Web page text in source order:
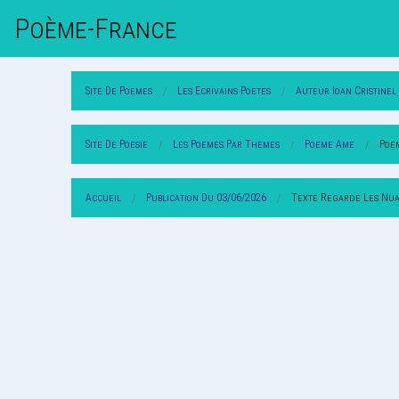
Poème-FrAnce
Site De Poemes Les Ecrivains Poetes Auteur Ioan Cristinel
Site De Poesie Les Poemes Par Themes Poeme Ame
Accueil Publication Du 03/06/2026 Texte Regarde Les